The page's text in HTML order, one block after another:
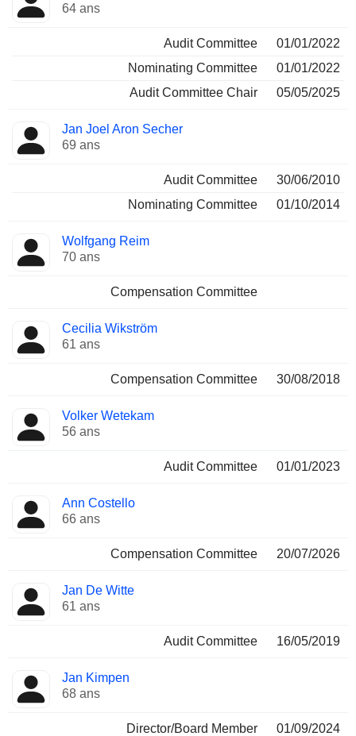
64 ans
Audit Committee
01/01/2022
Nominating Committee
01/01/2022
Audit Committee Chair
05/05/2025
Jan Joel Aron Secher
69 ans
Audit Committee
30/06/2010
Nominating Committee
01/10/2014
Wolfgang Reim
70 ans
Compensation Committee
Cecilia Wikström
61 ans
Compensation Committee 30/08/2018
Volker Wetekam
56 ans
Audit Committee 01/01/2023
Ann Costello
66 ans
Compensation Committee 20/07/2026
Jan De Witte
61 ans
Audit Committee 16/05/2019
Jan Kimpen
68 ans
Director/Board Member
01/09/2024